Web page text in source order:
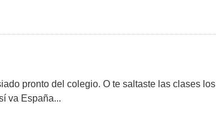
pronto del colegio. O te saltaste las clases los
va España...